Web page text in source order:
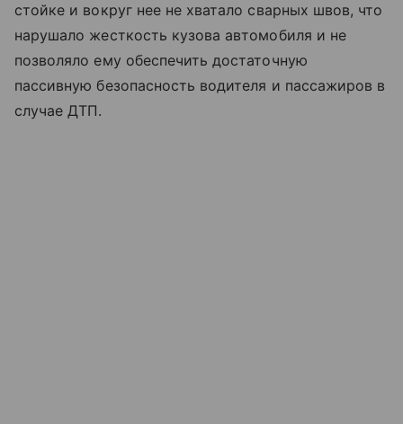
стойке и вокруг нее не хватало сварных швов, что
нарушало жесткость кузова автомобиля и не
позволяло ему обеспечить достаточную
пассивную безопасность водителя и пассажиров в
случае ДТП.